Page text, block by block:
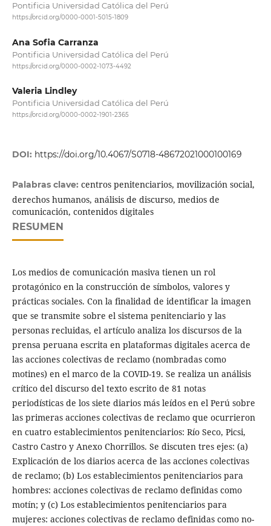
Pontificia Universidad Católica del Perú
https://orcid.org/0000-0001-5015-1809
Ana Sofia Carranza
Pontificia Universidad Católica del Perú
https://orcid.org/0000-0002-1073-4492
Valeria Lindley
Pontificia Universidad Católica del Perú
https://orcid.org/0000-0002-1901-2365
DOI: https://doi.org/10.4067/S0718-48672021000100169
Palabras clave: centros penitenciarios, movilización social,
derechos humanos, análisis de discurso, medios de
comunicación, contenidos digitales
RESUMEN
Los medios de comunicación masiva tienen un rol
protagónico en la construcción de símbolos, valores y
prácticas sociales. Con la finalidad de identificar la imagen
que se transmite sobre el sistema penitenciario y las
personas recluidas, el artículo analiza los discursos de la
prensa peruana escrita en plataformas digitales acerca de
las acciones colectivas de reclamo (nombradas como
motines) en el marco de la COVID-19. Se realiza un análisis
crítico del discurso del texto escrito de 81 notas
periodísticas de los siete diarios más leídos en el Perú sobre
las primeras acciones colectivas de reclamo que ocurrieron
en cuatro establecimientos penitenciarios: Río Seco, Picsi,
Castro Castro y Anexo Chorrillos. Se discuten tres ejes: (a)
Explicación de los diarios acerca de las acciones colectivas
de reclamo; (b) Los establecimientos penitenciarios para
hombres: acciones colectivas de reclamo definidas como
motín; y (c) Los establecimientos penitenciarios para
mujeres: acciones colectivas de reclamo definidas como no-